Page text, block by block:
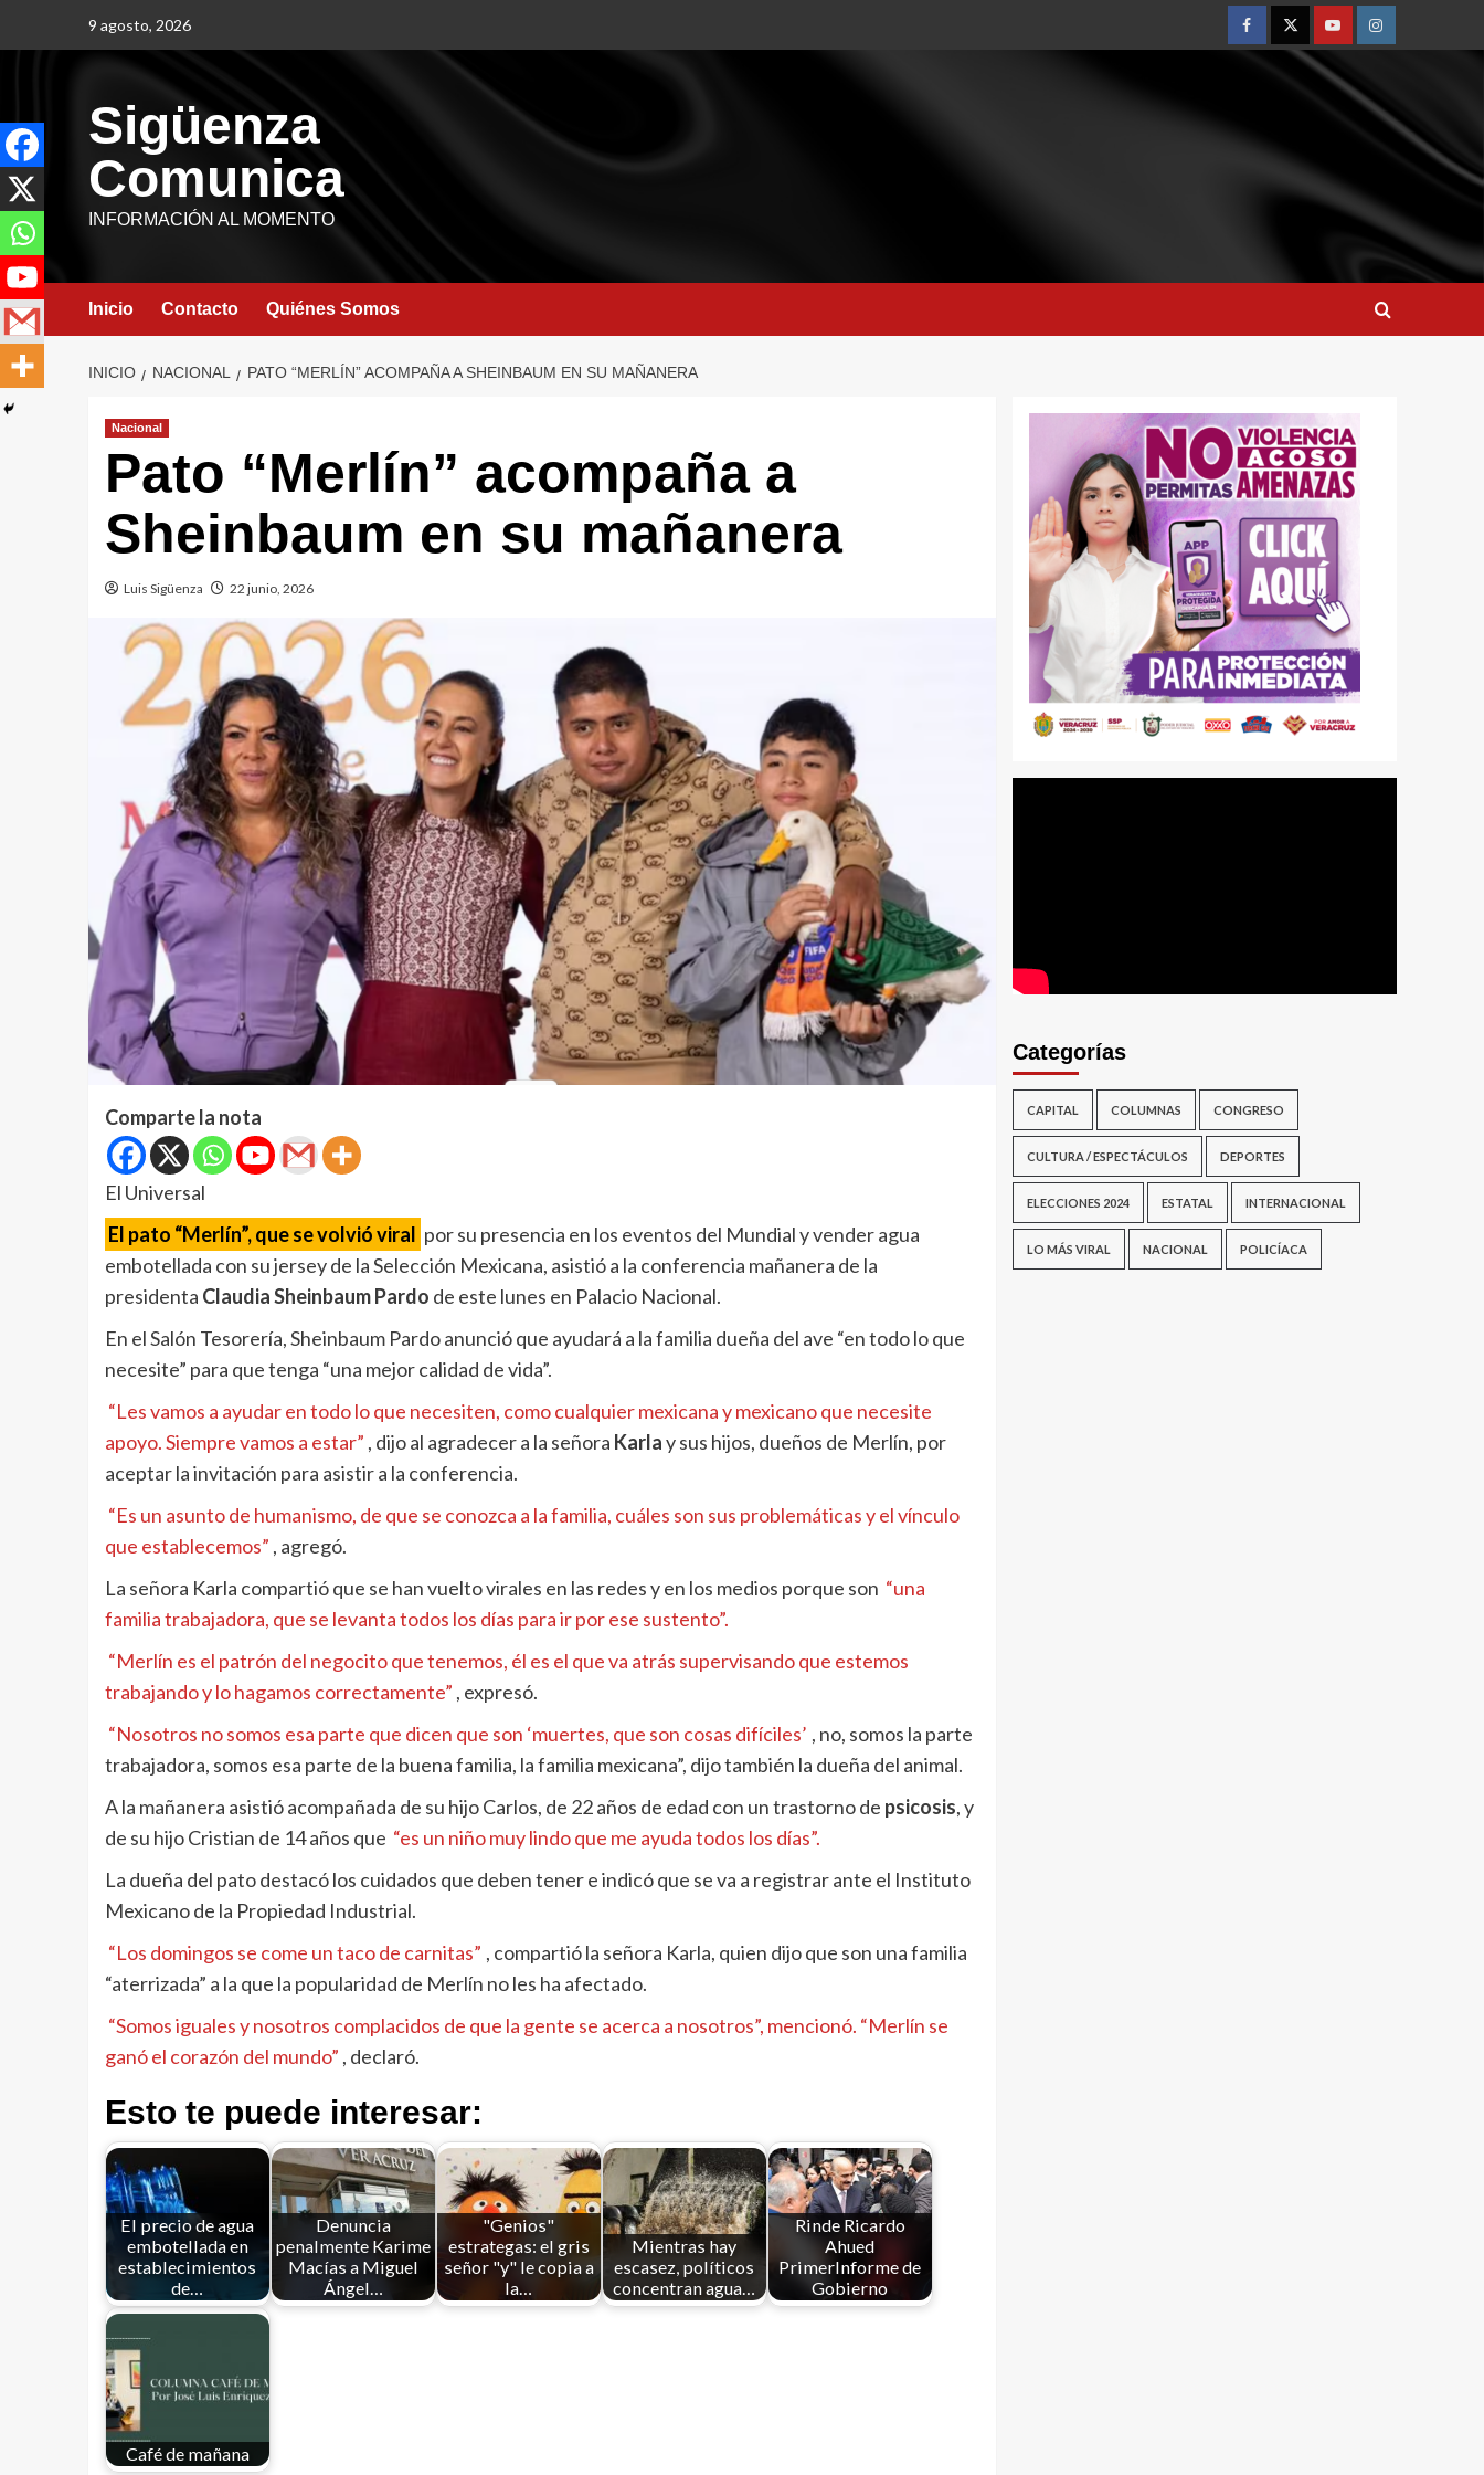
9 agosto, 2026
Sigüenza
Comunica
INFORMACIÓN AL MOMENTO
Inicio Contacto Quiénes Somos
INICIO NACIONAL PATO “MERLÍN” ACOMPAÑA A SHEINBAUM EN SU MAÑANERA
Nacional
Pato “Merlín” acompaña a
Sheinbaum en su mañanera
Luis Sigüenza 22 junio, 2026
Comparte la nota
El Universal
El pato “Merlín”, que se volvió viral por su presencia en los eventos del Mundial y vender agua
embotellada con su jersey de la Selección Mexicana, asistió a la conferencia mañanera de la
presidenta Claudia Sheinbaum Pardo de este lunes en Palacio Nacional.
En el Salón Tesorería, Sheinbaum Pardo anunció que ayudará a la familia dueña del ave “en todo lo que
necesite” para que tenga “una mejor calidad de vida”.
“Les vamos a ayudar en todo lo que necesiten, como cualquier mexicana y mexicano que necesite
apoyo. Siempre vamos a estar” , dijo al agradecer a la señora Karlay sus hijos, dueños de Merlín, por
aceptar la invitación para asistir a la conferencia.
“Es un asunto de humanismo, de que se conozca a la familia, cuáles son sus problemáticas y el vínculo
que establecemos” , agregó.
La señora Karla compartió que se han vuelto virales en las redes y en los medios porque son “una
familia trabajadora, que se levanta todos los días para ir por ese sustento”.
“Merlín es el patrón del negocito que tenemos, él es el que va atrás supervisando que estemos
trabajando y lo hagamos correctamente” , expresó.
“Nosotros no somos esa parte que dicen que son ‘muertes, que son cosas difíciles’ , no, somos la parte
trabajadora, somos esa parte de la buena familia, la familia mexicana”, dijo también la dueña del animal.
A la mañanera asistió acompañada de su hijo Carlos, de 22 años de edad con un trastorno de psicosis, y
de su hijo Cristian de 14 años que “es un niño muy lindo que me ayuda todos los días”.
La dueña del pato destacó los cuidados que deben tener e indicó que se va a registrar ante el Instituto
Mexicano de la Propiedad Industrial.
“Los domingos se come un taco de carnitas” , compartió la señora Karla, quien dijo que son una familia
“aterrizada” a la que la popularidad de Merlín no les ha afectado.
“Somos iguales y nosotros complacidos de que la gente se acerca a nosotros”, mencionó. “Merlín se
ganó el corazón del mundo” , declaró.
Esto te puede interesar:
El precio de agua
embotellada en
establecimientos
de…
Denuncia
penalmente Karime
Macías a Miguel
Ángel…
"Genios"
estrategas: el gris
señor "y" le copia a
la…
Mientras hay
escasez, políticos
concentran agua…
Rinde Ricardo
Ahued
PrimerInforme de
Gobierno
Café de mañana
Categorías
CAPITAL COLUMNAS CONGRESO
CULTURA / ESPECTÁCULOS DEPORTES
ELECCIONES 2024 ESTATAL INTERNACIONAL
LO MÁS VIRAL NACIONAL POLICÍACA